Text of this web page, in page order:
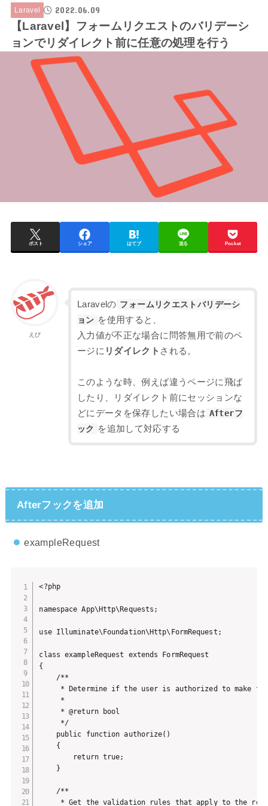
Laravel 2022.06.09
【Laravel】フォームリクエストのバリデーシ
ョンでリダイレクト前に任意の処理を行う
ポスト シェア はてブ 送る Pocket
えび
Laravelの フォームリクエストバリデーシ
ョン を使用すると、
入力値が不正な場合に問答無用で前のペ
ージに リダイレクト される。
このような時、例えば違うページに飛ば
したり、リダイレクト前にセッションな
どにデータを保存したい場合は Afterフ
ック
を追加して対応する
Afterフックを追加
exampleRequest
<?php
namespace App\Http\Requests;
use Illuminate\Foundation\Http\FormRequest;
class exampleRequest extends FormRequest
{
    /**
* Determine if the user is authorized to make
     *
     * @return bool
     */
    public function authorize()
    {
        return true;
    }
    /**
* Get the validation rules that apply to the